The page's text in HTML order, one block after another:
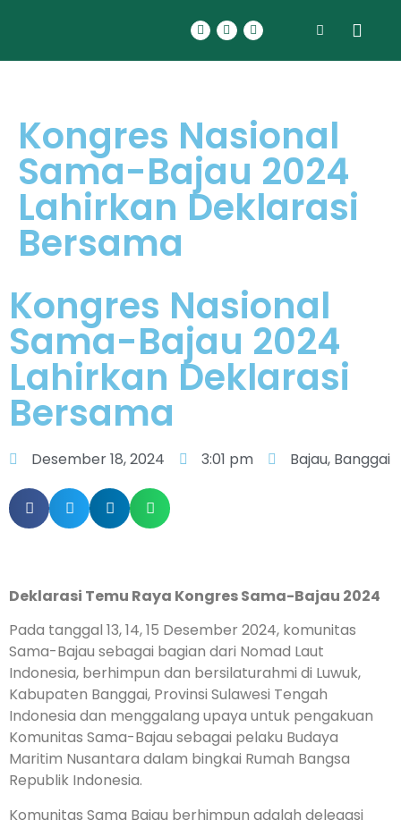
Kongres Nasional
Sama-Bajau 2024
Lahirkan Deklarasi
Bersama
Kongres Nasional
Sama-Bajau 2024
Lahirkan Deklarasi
Bersama
Desember 18, 2024 3:01 pm Bajau, Banggai
Deklarasi Temu Raya Kongres Sama-Bajau 2024
Pada tanggal 13, 14, 15 Desember 2024, komunitas
Sama-Bajau sebagai bagian dari Nomad Laut
Indonesia, berhimpun dan bersilaturahmi di Luwuk,
Kabupaten Banggai, Provinsi Sulawesi Tengah
Indonesia dan menggalang upaya untuk pengakuan
Komunitas Sama-Bajau sebagai pelaku Budaya
Maritim Nusantara dalam bingkai Rumah Bangsa
Republik Indonesia.
Komunitas Sama Bajau berhimpun adalah delegasi